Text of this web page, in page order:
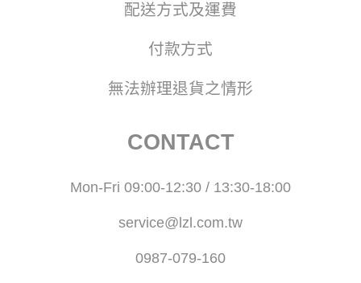
配送方式及運費
付款方式
無法辦理退貨之情形
CONTACT
Mon-Fri 09:00-12:30 / 13:30-18:00
service@lzl.com.tw
0987-079-160